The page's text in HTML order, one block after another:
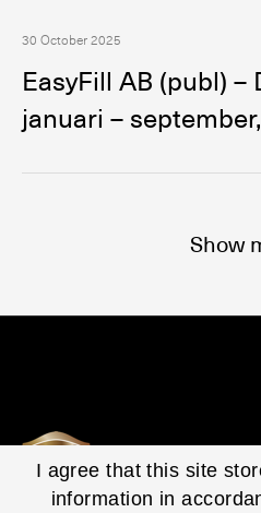
I agree that this site
information in
30 October 2025
EasyFill AB (publ)
januari –
Show